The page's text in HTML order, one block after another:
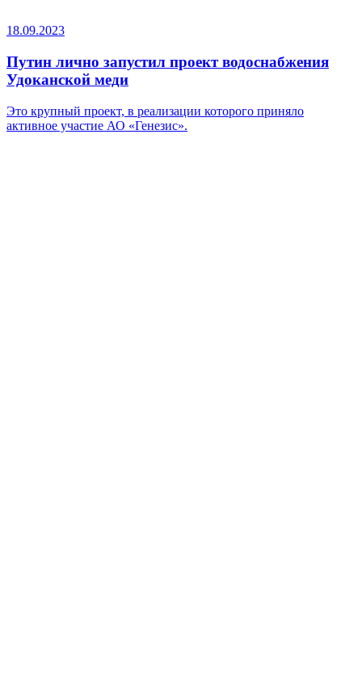
18.09.2023
Путин лично запустил проект водоснабжения
Удоканской меди
Это крупный проект, в реализации которого приняло
активное участие АО «Генезис».